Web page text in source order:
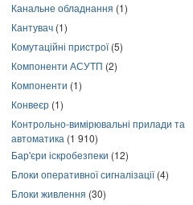
Канальне обладнання (1)
Кантувач (1)
Комутаційні пристрої(5)
Компоненти АСУТП (2)
Компоненти (1)
Конвеєр (1)
Контрольно-вимірювальні прилади та
автоматика (1 910)
Бар'єри іскробезпеки (12)
Блоки оперативної сигналізації(4)
Блоки живлення (30)